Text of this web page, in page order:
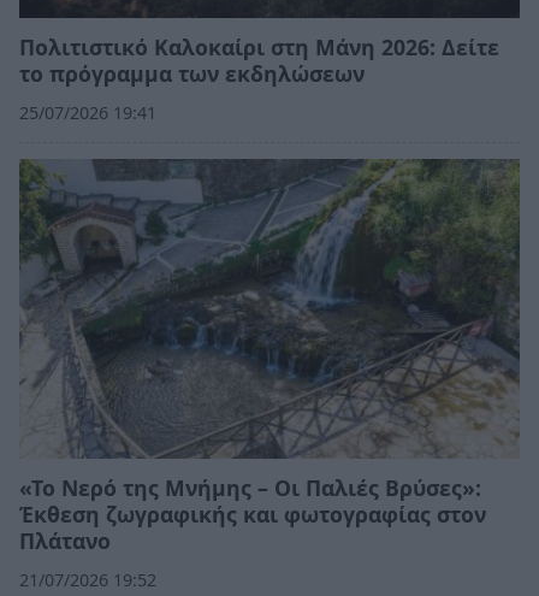
Πολιτιστικό Καλοκαίρι στη Μάνη 2026: Δείτε
το πρόγραμμα των εκδηλώσεων
25/07/2026 19:41
«Το Νερό της Μνήμης – Οι Παλιές Βρύσες»:
Έκθεση ζωγραφικής και φωτογραφίας στον
Πλάτανο
21/07/2026 19:52